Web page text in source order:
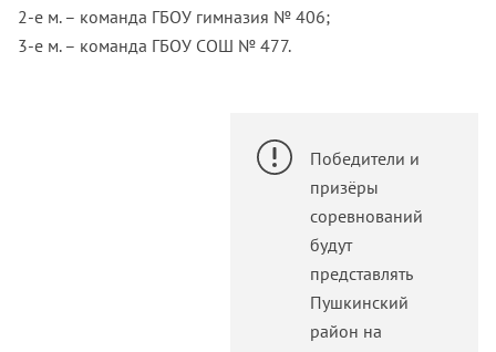
2-е м. – команда ГБОУ гимназия № 406;
3-е м. – команда ГБОУ СОШ № 477.
Победители и
призёры
соревнований
будут
представлять
Пушкинский
район на